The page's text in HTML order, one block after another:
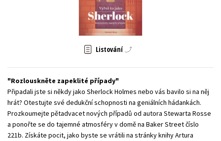
Zahraniční literatura
Všechny tituly
Listování
Rozlouskněte zapeklité případy
Připadali jste si někdy jako Sherlock Holmes nebo vás bavilo si na něj
hrát? Otestujte své dedukční schopnosti na geniálních hádankách.
Prozkoumejte pětadvacet nových případů od autora Stewarta Rosse
a ponořte se do tajemné atmosféry v domě na Baker Street číslo
221b. Získáte pocit, jako byste se vrátili na stránky knihy Artura